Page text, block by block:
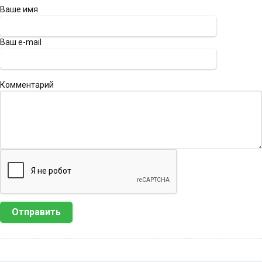
Ваше имя
Ваш e-mail
Комментарий
Отправить